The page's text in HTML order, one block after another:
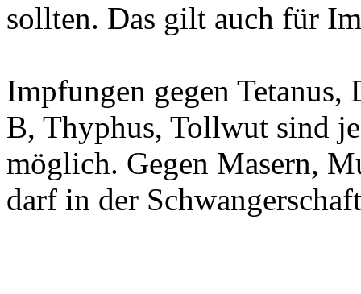
sollten. Das gilt auch für
Impfungen gegen
B, Thyphus, Tollwut sind
möglich. Gegen Masern,
darf in der